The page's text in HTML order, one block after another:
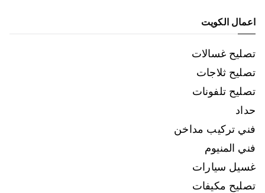
اعمال الكويت
تصليح غسالات
تصليح ثلاجات
تصليح تلفونات
حداد
فني تركيب مداخن
فني المنيوم
غسيل سيارات
تصليح مكيفات